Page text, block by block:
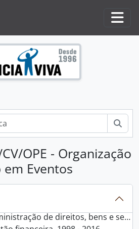
OPE - Organização
Eventos
do Conhecimento, 1997 - 2015
e Regulamentação, 1996 - 2002
e gestão estratégica, 1996
e correspondência, 1996 - 2016
de recursos humanos, 1997 - 2015
de direitos, bens e serviços, 1997 - 2015